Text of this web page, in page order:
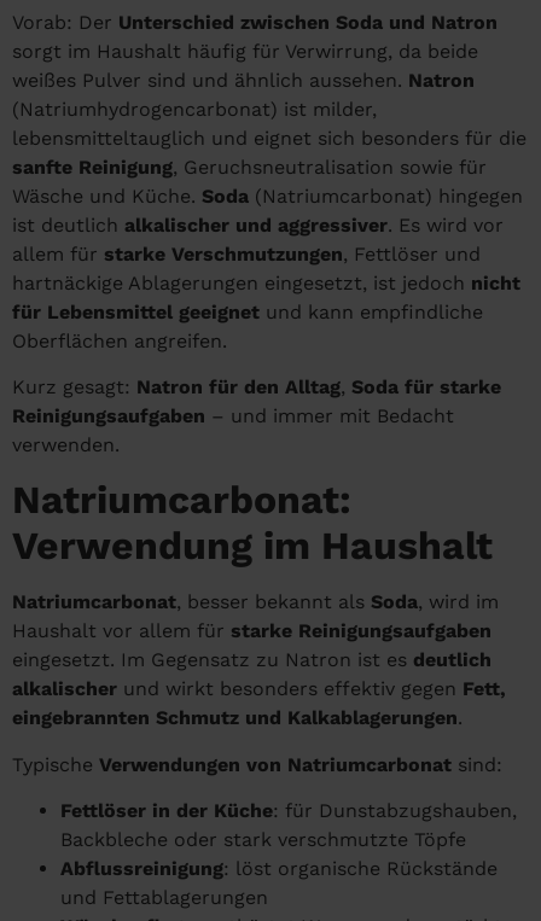
Vorab: Der Unterschied zwischen Soda und Natron
sorgt im Haushalt häufig für Verwirrung, da beide
weißes Pulver sind und ähnlich aussehen. Natron
(Natriumhydrogencarbonat) ist milder,
lebensmitteltauglich und eignet sich besonders für die
sanfte Reinigung, Geruchsneutralisation sowie für
Wäsche und Küche. Soda (Natriumcarbonat) hingegen
ist deutlich alkalischer und aggressiver. Es wird vor
allem für starke Verschmutzungen, Fettlöser und
hartnäckige Ablagerungen eingesetzt, ist jedoch nicht
für Lebensmittel geeignet und kann empfindliche
Oberflächen angreifen.
Kurz gesagt: Natron für den Alltag, Soda für starke
Reinigungsaufgaben – und immer mit Bedacht
verwenden.
Natriumcarbonat:
Verwendung im Haushalt
Natriumcarbonat, besser bekannt als Soda, wird im
Haushalt vor allem für starke Reinigungsaufgaben
eingesetzt. Im Gegensatz zu Natron ist es deutlich
alkalischer und wirkt besonders effektiv gegen Fett,
eingebrannten Schmutz und Kalkablagerungen.
Typische Verwendungen von Natriumcarbonat sind:
Fettlöser in der Küche: für Dunstabzugshauben,
Backbleche oder stark verschmutzte Töpfe
Abflussreinigung: löst organische Rückstände
und Fettablagerungen